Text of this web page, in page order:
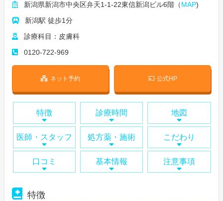
新潟県新潟市中央区弁天1-1-22東信新潟ビル6階（MAP)
新潟駅 徒歩1分
診療科目：皮膚科
0120-722-969
ネット予約 公式HP
特徴 診療時間 地図
医師・スタッフ 処方薬・施術 こだわり
口コミ 基本情報 注意事項
特徴